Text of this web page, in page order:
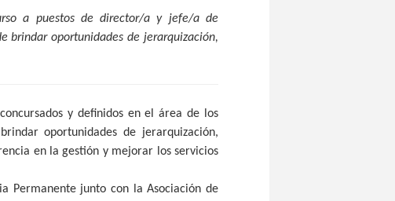
a puestos de director/a y jefe/a de
brindar oportunidades de jerarquización,
y definidos en el área de los
oportunidades de jerarquización,
en la gestión y mejorar los servicios
Permanente junto con la Asociación de